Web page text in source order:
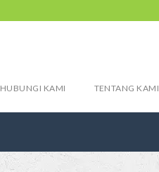
HUBUNGI KAMI TENTANG KAMI